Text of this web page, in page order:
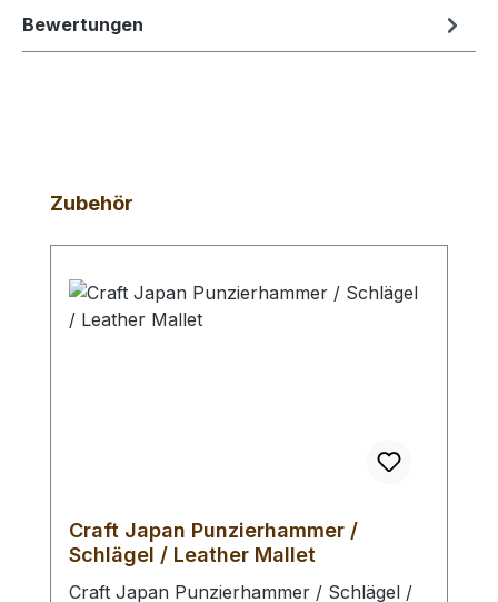
Bewertungen
Produktgalerie überspringen
Zubehör
Craft Japan Punzierhammer /
Schlägel / Leather Mallet
Craft Japan Punzierhammer / Schlägel /